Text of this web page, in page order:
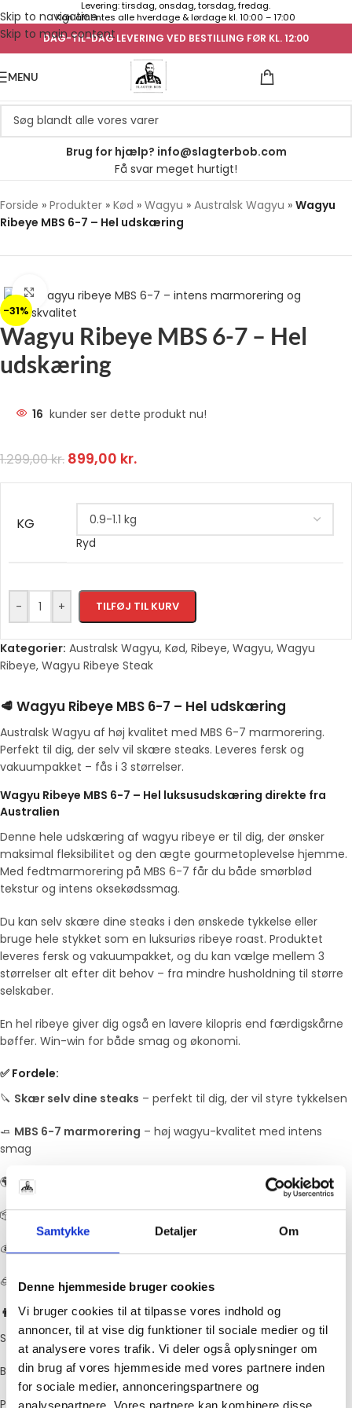
Samtykke Detaljer Om
Denne hjemmeside bruger cookies
Vi bruger cookies til at tilpasse vores indhold og
annoncer, til at vise dig funktioner til sociale medier og til
at analysere vores trafik. Vi deler også oplysninger om
din brug af vores hjemmeside med vores partnere inden
for sociale medier, annonceringspartnere og
Skip to navigation
Skip to main content
Levering: tirsdag, onsdag, torsdag, fredag.
Kan afhentes alle hverdage & lørdage kl. 10:00 – 17:00
DAG-TIL-DAG LEVERING VED BESTILLING FØR KL. 12:00
MENU
Brug for hjælp? info@slagterbob.com
Få svar meget hurtigt!
Forside » Produkter » Kød » Wagyu » Australsk Wagyu » Wagyu
Ribeye MBS 6-7 – Hel udskæring
-31%
Klik for at forstørre
Wagyu Ribeye MBS 6-7 – Hel
udskæring
16 kunder ser dette produkt nu!
1.299,00kr. 899,00 kr.
KG
Ryd
- + TILFØJ TIL KURV
Kategorier: Australsk Wagyu, Kød, Ribeye, Wagyu, Wagyu
Ribeye, Wagyu Ribeye Steak
🥩 Wagyu Ribeye MBS 6-7 – Hel udskæring
Australsk Wagyu af høj kvalitet med MBS 6-7 marmorering.
Perfekt til dig, der selv vil skære steaks. Leveres fersk og
vakuumpakket – fås i 3 størrelser.
Wagyu Ribeye MBS 6-7 – Hel luksusudskæring direkte fra
Australien
Denne hele udskæring af wagyu ribeye er til dig, der ønsker
maksimal fleksibilitet og den ægte gourmetoplevelse hjemme.
Med fedtmarmorering på MBS 6-7 får du både smørblød
tekstur og intens oksekødssmag.
Du kan selv skære dine steaks i den ønskede tykkelse eller
bruge hele stykket som en luksuriøs ribeye roast. Produktet
leveres fersk og vakuumpakket, og du kan vælge mellem 3
størrelser alt efter dit behov – fra mindre husholdning til større
selskaber.
En hel ribeye giver dig også en lavere kilopris end færdigskårne
bøffer. Win-win for både smag og økonomi.
✅ Fordele:
🔪 Skær selv dine steaks – perfekt til dig, der vil styre tykkelsen
🧈 MBS 6-7 marmorering – høj wagyu-kvalitet med intens
smag
🌍 Australsk Wagyu – fra certificerede producenter
📦 Fås i 3 størrelser – 0,9-1,1 kg • 1,9-2,1 kg • 2,9-3,1 kg
💰 Billigere pr. kg end færdigskårne steaks
🧊 Leveres fersk og vakuumpakket
👨‍🍳 Tilberedningsidéer:
Skær bøffer på 2-3 cm og grill med salt & peber
Brug mindre stykker til luksus-burgere eller wok
Perfekt til sous vide og efterfølgende stegning